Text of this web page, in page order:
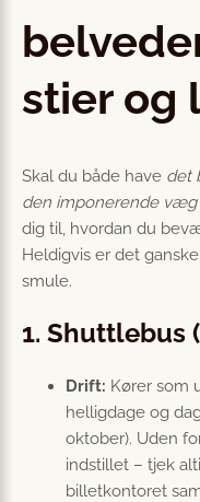
stier og
Skal du både have det
den imponerende væg
dig til, hvordan du
Heldigvis er det
smule.
1. Shuttlebus
Drift: Kører som
helligdage og
oktober). Uden
indstillet – tjek
billetkontoret